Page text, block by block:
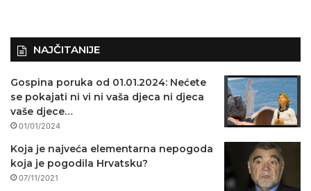
NAJČITANIJE
Gospina poruka od 01.01.2024: Nećete
se pokajati ni vi ni vaša djeca ni djeca
vaše djece…
01/01/2024
Koja je najveća elementarna nepogoda
koja je pogodila Hrvatsku?
07/11/2021